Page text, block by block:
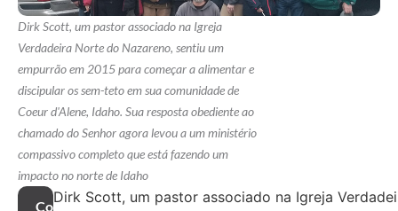
Dirk Scott, um pastor associado na Igreja
Verdadeira Norte do Nazareno, sentiu um
empurrão em 2015 para começar a alimentar e
discipular os sem-teto em sua comunidade de
Coeur d'Alene, Idaho. Sua resposta obediente ao
chamado do Senhor agora levou a um ministério
compassivo completo que está fazendo um
impacto no norte de Idaho
Compartilhar
Dirk Scott, um pastor associado na Igreja